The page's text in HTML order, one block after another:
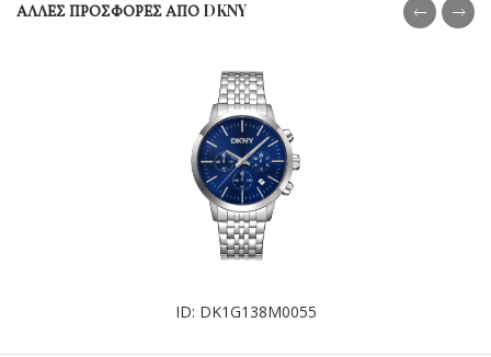
ΑΛΛΕΣ ΠΡΟΣΦΟΡΕΣ ΑΠΟ DKNY
ID: DK1G138M0055